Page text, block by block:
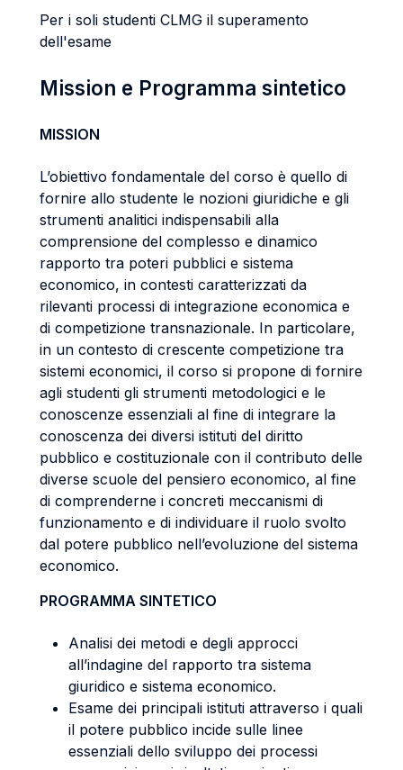
Per i soli studenti CLMG il superamento
dell'esame
Mission e Programma sintetico
MISSION
L’obiettivo fondamentale del corso è quello di
fornire allo studente le nozioni giuridiche e gli
strumenti analitici indispensabili alla
comprensione del complesso e dinamico
rapporto tra poteri pubblici e sistema
economico, in contesti caratterizzati da
rilevanti processi di integrazione economica e
di competizione transnazionale. In particolare,
in un contesto di crescente competizione tra
sistemi economici, il corso si propone di fornire
agli studenti gli strumenti metodologici e le
conoscenze essenziali al fine di integrare la
conoscenza dei diversi istituti del diritto
pubblico e costituzionale con il contributo delle
diverse scuole del pensiero economico, al fine
di comprenderne i concreti meccanismi di
funzionamento e di individuare il ruolo svolto
dal potere pubblico nell’evoluzione del sistema
economico.
PROGRAMMA SINTETICO
Analisi dei metodi e degli approcci
all’indagine del rapporto tra sistema
giuridico e sistema economico.
Esame dei principali istituti attraverso i quali
il potere pubblico incide sulle linee
essenziali dello sviluppo dei processi